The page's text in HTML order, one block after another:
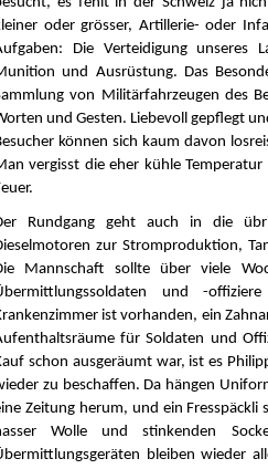
oder grösser, Artillerie- oder
Die Verteidigung unseres
und Ausrüstung. Das
von Militärfahrzeugen des
und Gesten. Liebevoll gepflegt
können sich kaum davon
vergisst die eher kühle
Rundgang geht auch in die
zur Stromproduktion,
Mannschaft sollte über viele
und -
ist vorhanden, ein
für Soldaten und
schon ausgeräumt war, ist es
zu beschaffen. Da hängen
Zeitung herum, und ein Fresspäckli
Wolle und stinkenden
bleiben wieder